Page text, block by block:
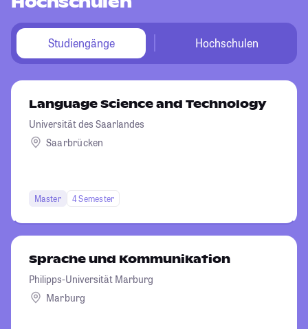
Studiengänge Hochschulen
Language Science and Technology
Universität des Saarlandes
Saarbrücken
Master 4 Semester
Sprache und Kommunikation
Philipps-Universität Marburg
Marburg